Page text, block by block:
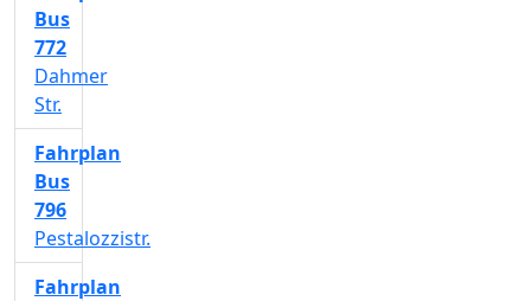
Bus
772
Dahmer
Str.
Fahrplan
Bus
796
Pestalozzistr.
Fahrplan